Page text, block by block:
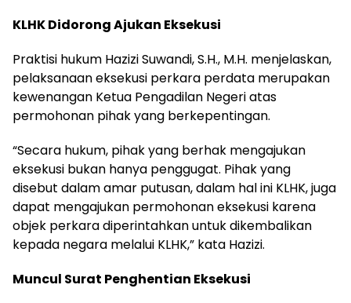
KLHK Didorong Ajukan Eksekusi
Praktisi hukum Hazizi Suwandi, S.H., M.H. menjelaskan,
pelaksanaan eksekusi perkara perdata merupakan
kewenangan Ketua Pengadilan Negeri atas
permohonan pihak yang berkepentingan.
“Secara hukum, pihak yang berhak mengajukan
eksekusi bukan hanya penggugat. Pihak yang
disebut dalam amar putusan, dalam hal ini KLHK, juga
dapat mengajukan permohonan eksekusi karena
objek perkara diperintahkan untuk dikembalikan
kepada negara melalui KLHK,” kata Hazizi.
Muncul Surat Penghentian Eksekusi